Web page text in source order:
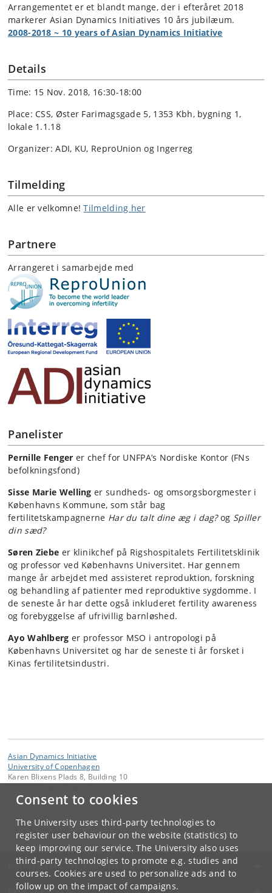
Consent to cookies
The University uses third-party technologies to
register user behaviour on the website (statistics) to
keep improving our service. The University also uses
third-party technologies to promote e.g. studies and
courses. Cookies are used to personalize ads and to
follow up on the impact of campaigns.
Arrangementet er et blandt mange, der i efteråret 2018
markerer Asian Dynamics Initiatives 10 års jubilæum.
2008-2018 ~ 10 years of Asian Dynamics Initiative
Details
Time: 15 Nov. 2018, 16:30-18:00
Place: CSS, Øster Farimagsgade 5, 1353 Kbh, bygning 1,
lokale 1.1.18
Organizer: ADI, KU, ReproUnion og Ingerreg
Tilmelding
Alle er velkomne!Tilmelding her
Partnere
Arrangeret i samarbejde med
Panelister
Pernille Fenger er chef for UNFPA’s Nordiske Kontor (FNs
befolkningsfond)
Sisse Marie Welling er sundheds- og omsorgsborgmester i
Københavns Kommune, som står bag
fertilitetskampagnerne Har du talt dine æg i dag?og Spiller
din sæd?
Søren Ziebe er klinikchef på Rigshospitalets Fertilitetsklinik
og professor ved Københavns Universitet. Har gennem
mange år arbejdet med assisteret reproduktion, forskning
og behandling af patienter med reproduktive sygdomme. I
de seneste år har dette også inkluderet fertility awareness
og forebyggelse af ufrivillig barnløshed.
Ayo Wahlberg er professor MSO i antropologi på
Københavns Universitet og har de seneste ti år forsket i
Kinas fertilitetsindustri.
Asian Dynamics Initiative
University of Copenhagen
Karen Blixens Plads 8, Building 10
Ravinder Kaur
UNIVERSITY OF COPENHAGEN